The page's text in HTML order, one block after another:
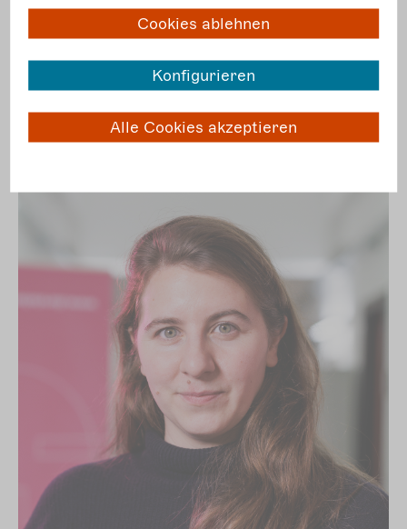
Eckhard Mittelstädt
Vielfaltgestalten
Cookies ablehnen
Konfigurieren
Alle Cookies akzeptieren